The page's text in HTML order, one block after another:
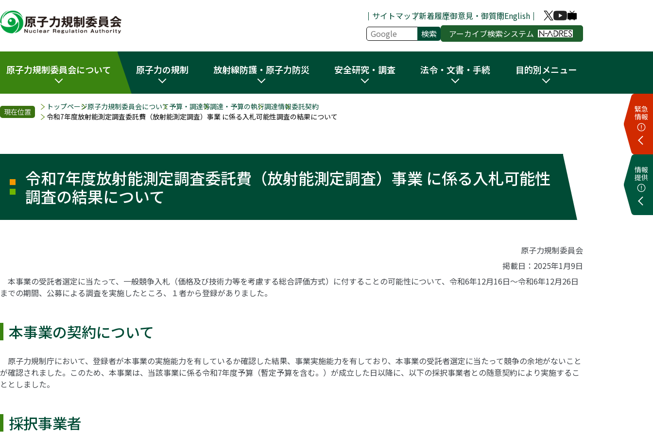
サイトマップ新着履歴御意見・御質問English
アーカイブ検索システム
原子力規制委員会について 原子力の規制 放射線防護・原子力防災 安全研究・調査 法令・文書・手続 目的別メニュー
緊急
情報
情報
提供
現在位置
トップページ原子力規制委員会について予算・調達等調達・予算の執行調達情報委託契約
令和7年度放射能測定調査委託費（放射能測定調査）事業 に係る入札可能性調査の結果について
令和7年度放射能測定調査委託費（放射能測定調査）事業 に係る入札可能性
調査の結果について
原子力規制委員会
掲載日：2025年1月9日
本事業の受託者選定に当たって、一般競争入札（価格及び技術力等を考慮する総合評価方式）に付することの可能性について、令和6年12月16日～令和6年12月26日
までの期間、公募による調査を実施したところ、１者から登録がありました。
本事業の契約について
原子力規制庁において、登録者が本事業の実施能力を有しているか確認した結果、事業実施能力を有しており、本事業の受託者選定に当たって競争の余地がないこと
が確認されました。このため、本事業は、当該事業に係る令和7年度予算（暫定予算を含む。）が成立した日以降に、以下の採択事業者との随意契約により実施するこ
ととしました。
採択事業者